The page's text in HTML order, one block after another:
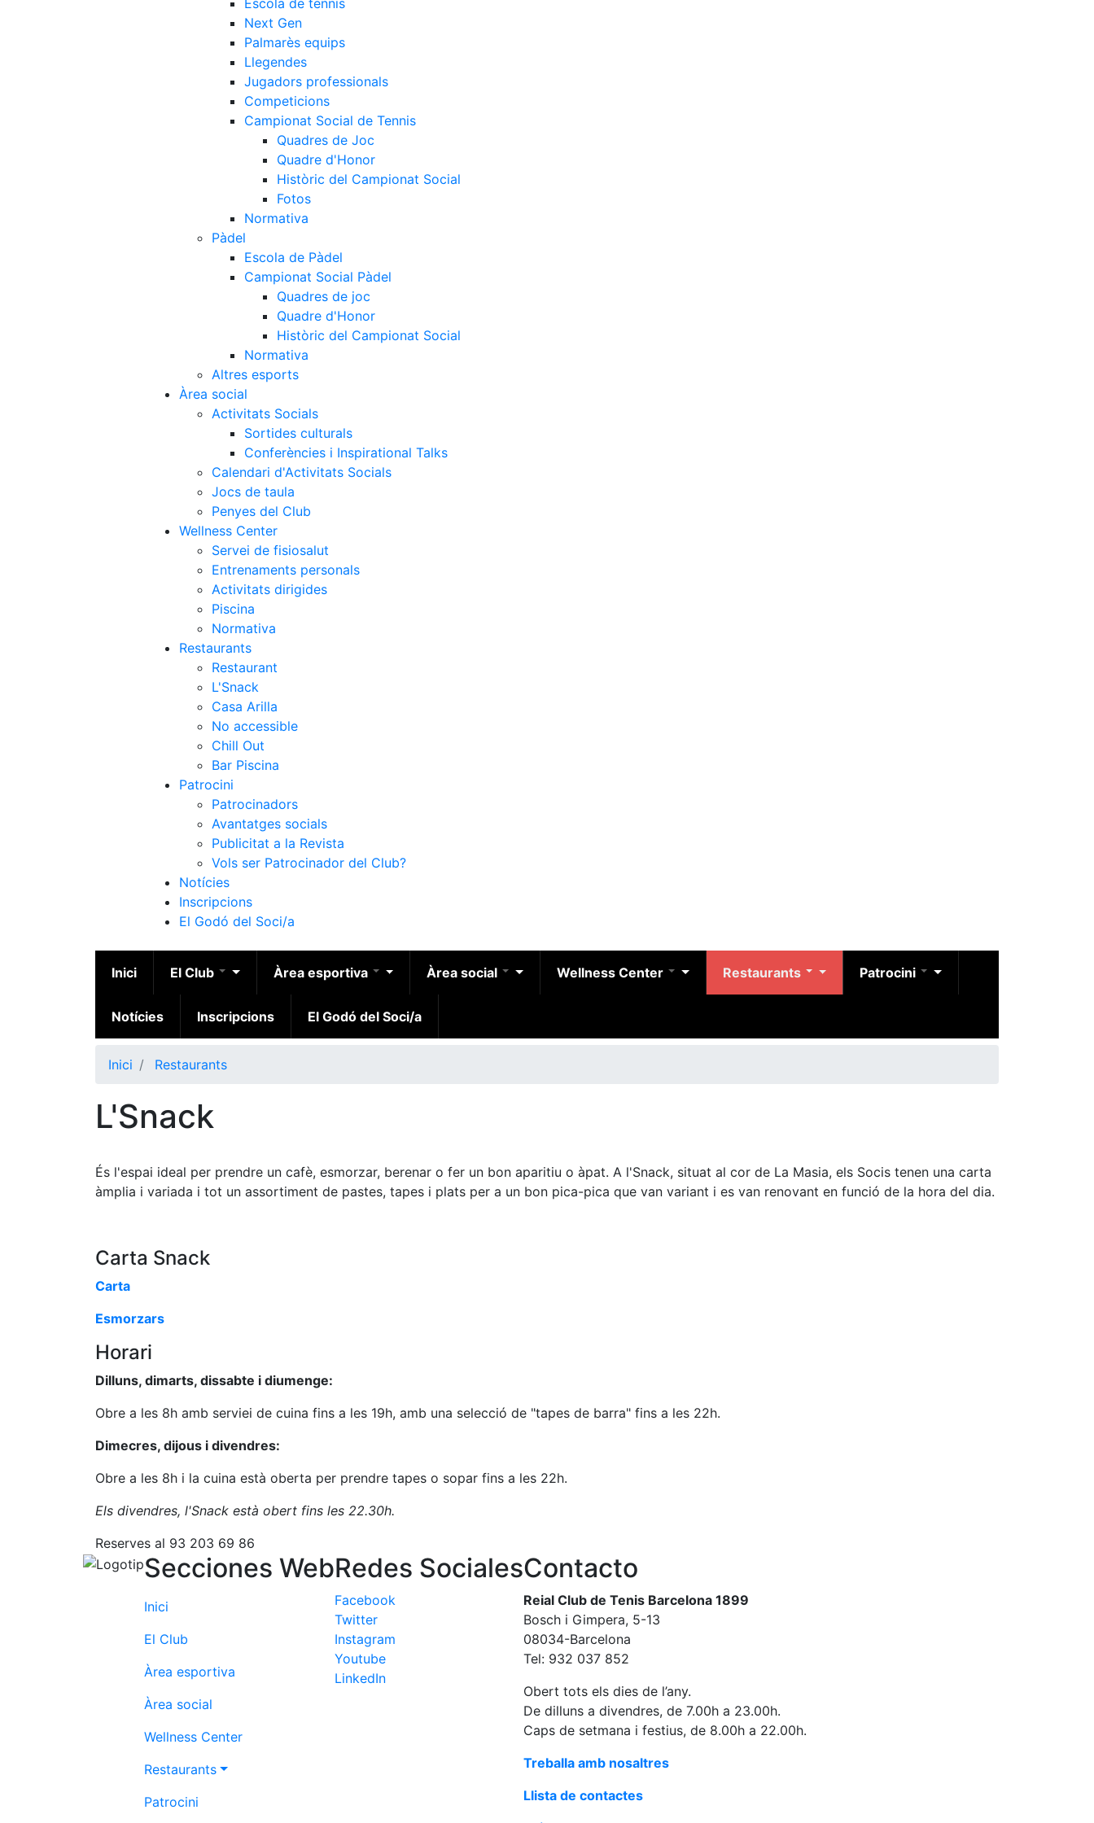
Escola de tennis
Next Gen
Palmarès equips
Llegendes
Jugadors professionals
Competicions
Campionat Social de Tennis
Quadres de Joc
Quadre d'Honor
Històric del Campionat Social
Fotos
Normativa
Pàdel
Escola de Pàdel
Campionat Social Pàdel
Quadres de joc
Quadre d'Honor
Històric del Campionat Social
Normativa
Altres esports
Àrea social
Activitats Socials
Sortides culturals
Conferències i Inspirational Talks
Calendari d'Activitats Socials
Jocs de taula
Penyes del Club
Wellness Center
Servei de fisiosalut
Entrenaments personals
Activitats dirigides
Piscina
Normativa
Restaurants
Restaurant
L'Snack
Casa Arilla
No accessible
Chill Out
Bar Piscina
Patrocini
Patrocinadors
Avantatges socials
Publicitat a la Revista
Vols ser Patrocinador del Club?
Notícies
Inscripcions
El Godó del Soci/a
Inici El Club Àrea esportiva Àrea social Wellness Center Restaurants Patrocini
Notícies Inscripcions El Godó del Soci/a
Inici Restaurants
L'Snack
És l'espai ideal per prendre un cafè, esmorzar, berenar o fer un bon aparitiu o àpat. A l'Snack, situat al cor de La Masia, els Socis tenen una carta
àmplia i variada i tot un assortiment de pastes, tapes i plats per a un bon pica-pica que van variant i es van renovant en funció de la hora del dia.
Carta Snack
Carta
Esmorzars
Horari
Dilluns, dimarts, dissabte i diumenge:
Obre a les 8h amb serviei de cuina fins a les 19h, amb una selecció de "tapes de barra" fins a les 22h.
Dimecres, dijous i divendres:
Obre a les 8h i la cuina està oberta per prendre tapes o sopar fins a les 22h.
Els divendres, l'Snack està obert fins les 22.30h.
Reserves al 93 203 69 86
Secciones Web
Inici
El Club
Àrea esportiva
Àrea social
Wellness Center
Restaurants
Patrocini
Redes Sociales
Facebook
Twitter
Instagram
Youtube
LinkedIn
Contacto
Reial Club de Tenis Barcelona 1899
Bosch i Gimpera, 5-13
08034-Barcelona
Tel: 932 037 852
Obert tots els dies de l’any.
De dilluns a divendres, de 7.00h a 23.00h.
Caps de setmana i festius, de 8.00h a 22.00h.
Treballa amb nosaltres
Llista de contactes